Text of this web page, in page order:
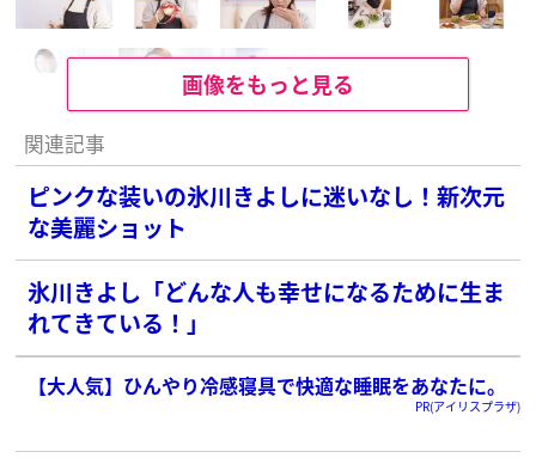
画像をもっと見る
関連記事
ピンクな装いの氷川きよしに迷いなし！新次元
な美麗ショット
氷川きよし「どんな人も幸せになるために生ま
れてきている！」
【大人気】ひんやり冷感寝具で快適な睡眠をあなたに。
PR(アイリスプラザ)